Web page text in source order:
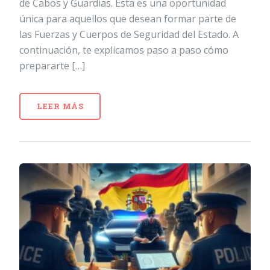
de Cabos y Guardias. Esta es una oportunidad
única para aquellos que desean formar parte de
las Fuerzas y Cuerpos de Seguridad del Estado. A
continuación, te explicamos paso a paso cómo
prepararte […]
LEER MÁS